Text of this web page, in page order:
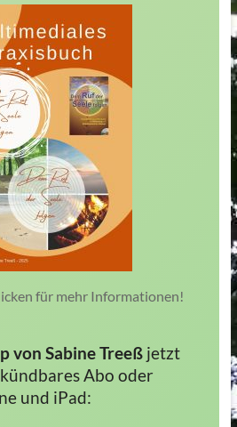
für mehr Informationen!
von Sabine Treeßjetzt
Abo oder
und iPad: